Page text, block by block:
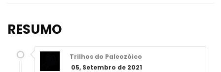
RESUMO
Trilhos do Paleozóico
05, Setembro de 2021